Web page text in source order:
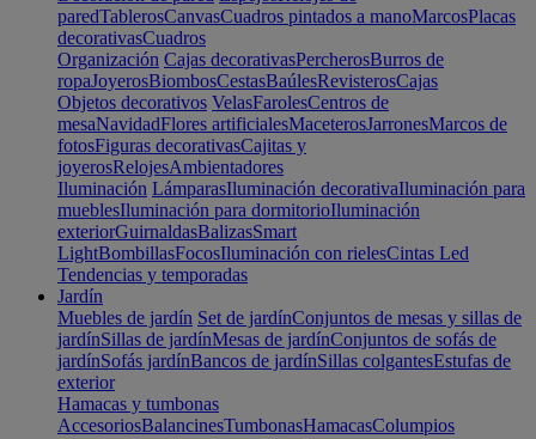
paredTablerosCanvasCuadros pintados a manoMarcosPlacas
decorativasCuadros
Organización Cajas decorativasPercherosBurros de
ropaJoyerosBiombosCestasBaúlesRevisterosCajas
Objetos decorativos VelasFarolesCentros de
mesaNavidadFlores artificialesMaceterosJarronesMarcos de
fotosFiguras decorativasCajitas y
joyerosRelojesAmbientadores
Iluminación LámparasIluminación decorativaIluminación para
mueblesIluminación para dormitorioIluminación
exteriorGuirnaldasBalizasSmart
LightBombillasFocosIluminación con rielesCintas Led
Tendencias y temporadas
Jardín
Muebles de jardín Set de jardínConjuntos de mesas y sillas de
jardínSillas de jardínMesas de jardínConjuntos de sofás de
jardínSofás jardínBancos de jardínSillas colgantesEstufas de
exterior
Hamacas y tumbonas
AccesoriosBalancinesTumbonasHamacasColumpios